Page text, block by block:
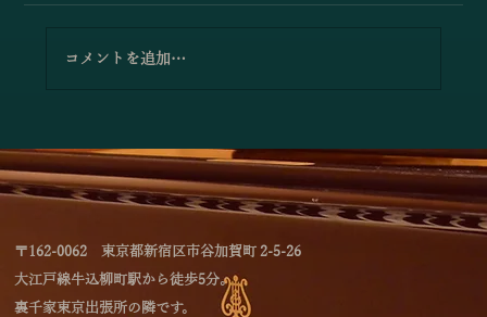
ョイントコンサート」のお知らせ
コメントを追加…
〒162-0062 東京都新宿区市谷加賀町 2-5-26
大江戸線牛込柳町駅から徒歩5分。
裏千家東京出張所の隣です。